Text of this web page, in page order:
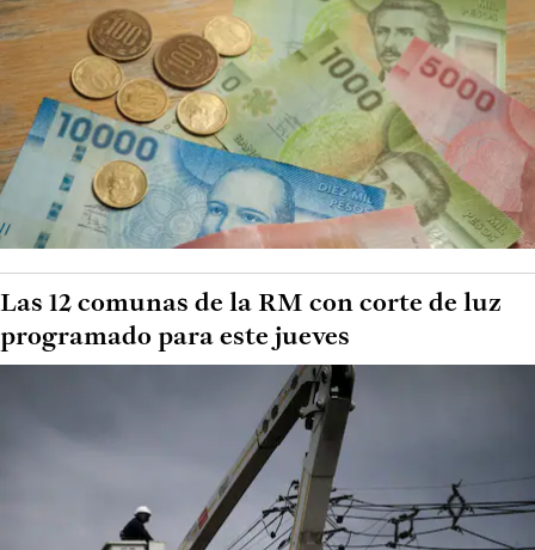
Las 12 comunas de la RM con corte de luz
programado para este jueves